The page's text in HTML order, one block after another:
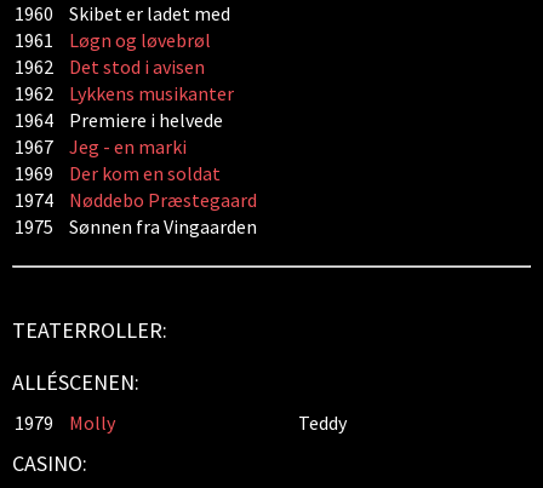
1960
Skibet er ladet med
1961
Løgn og løvebrøl
1962
Det stod i avisen
1962
Lykkens musikanter
1964
Premiere i helvede
1967
Jeg - en marki
1969
Der kom en soldat
1974
Nøddebo Præstegaard
1975
Sønnen fra Vingaarden
TEATERROLLER:
ALLÉSCENEN:
1979 Molly Teddy
CASINO: